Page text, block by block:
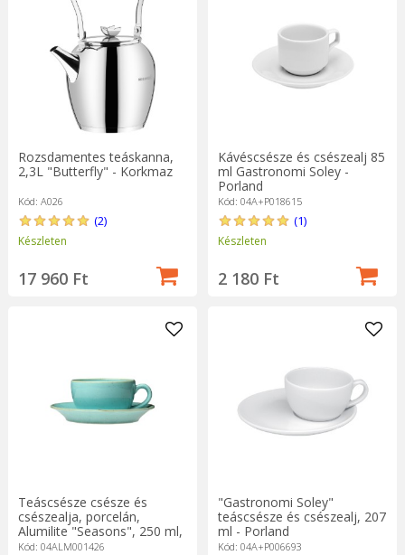
Rozsdamentes teáskanna,
2,3L "Butterfly" - Korkmaz
Kód: A026
(2)
Készleten
17 960 Ft
Kávéscsésze és csészealj 85
ml Gastronomi Soley -
Porland
Kód: 04A+P018615
(1)
Készleten
2 180 Ft
Teáscsésze csésze és
csészealja, porcelán,
Alumilite "Seasons", 250 ml,
türkiz - Porland
Kód: 04ALM001426
"Gastronomi Soley"
teáscsésze és csészealj, 207
ml - Porland
Kód: 04A+P006693